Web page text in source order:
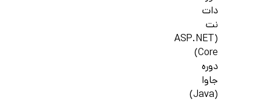
دات
نت
(ASP.NET
Core)
دوره
جاوا
(Java)